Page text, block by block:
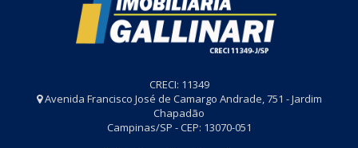
CRECI: 11349
Avenida Francisco José de Camargo Andrade, 751 - Jardim
Chapadão
Campinas/SP - CEP: 13070-051